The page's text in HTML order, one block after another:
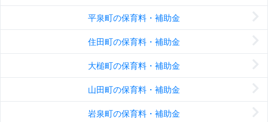
平泉町の保育料・補助金
住田町の保育料・補助金
大槌町の保育料・補助金
山田町の保育料・補助金
岩泉町の保育料・補助金